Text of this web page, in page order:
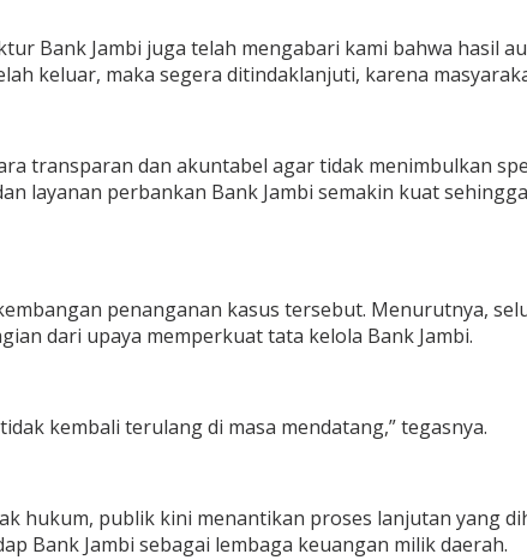
Bank Jambi juga telah mengabari kami bahwa hasil
keluar, maka segera ditindaklanjuti, karena
transparan dan akuntabel agar tidak menimbulkan
layanan perbankan Bank Jambi semakin kuat
penanganan kasus tersebut. Menurutnya,
dari upaya memperkuat tata kelola Bank Jambi.
kembali terulang di masa mendatang,” tegasnya.
hukum, publik kini menantikan proses lanjutan yang
Bank Jambi sebagai lembaga keuangan milik daerah.